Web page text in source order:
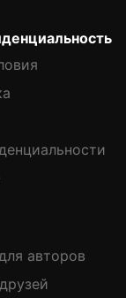
авторов